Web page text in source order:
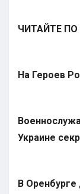
ЧИТАЙТЕ ПО
На Героев
Украине
В Оренбурге